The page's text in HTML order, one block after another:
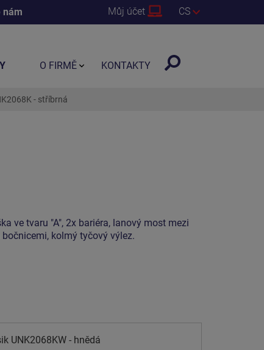
nám Můj účet CS
- stříbrná
ve tvaru "A", 2x bariéra, lanový most mezi
kolmý tyčový výlez.
UNK2068KW - hnědá
O FIRMĚ KONTAKTY